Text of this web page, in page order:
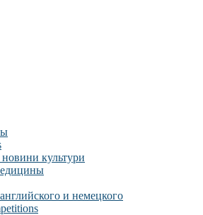
новини культури
и немецкого